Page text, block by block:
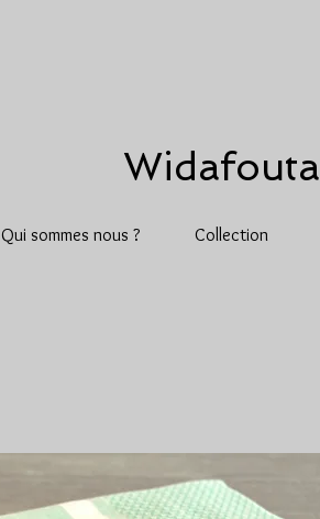
Widafouta
Qui sommes nous ? Collection